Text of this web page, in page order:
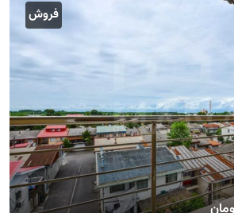
فروش